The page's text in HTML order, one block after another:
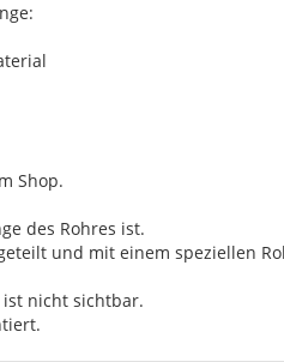
Shop.
des Rohres ist.
und mit einem speziellen
nicht sichtbar.